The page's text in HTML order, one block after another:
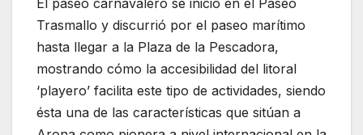
El paseo carnavalero se inició en el Paseo
Trasmallo y discurrió por el paseo marítimo
hasta llegar a la Plaza de la Pescadora,
mostrando cómo la accesibilidad del litoral
‘playero’ facilita este tipo de actividades, siendo
ésta una de las características que sitúan a